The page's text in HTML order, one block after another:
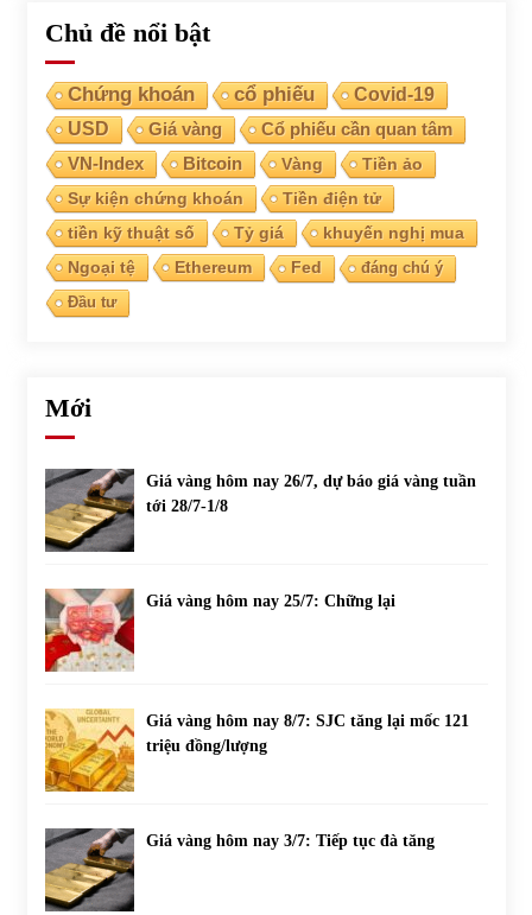
viết
Chủ đề nổi bật
Chứng khoán cổ phiếu
Covid-19
USD
Giá vàng Cổ phiếu cần quan tâm
VN-Index Bitcoin Vàng
Tiền ảo
Sự kiện chứng khoán
Tiền điện tử
tiền kỹ thuật số
Tỷ giá
khuyến nghị mua
Ngoại tệ
Ethereum Fed
đáng chú ý
Đầu tư
Mới
Giá vàng hôm nay 26/7, dự báo giá vàng tuần
tới 28/7-1/8
Giá vàng hôm nay 25/7: Chững lại
Giá vàng hôm nay 8/7: SJC tăng lại mốc 121
triệu đồng/lượng
Giá vàng hôm nay 3/7: Tiếp tục đà tăng